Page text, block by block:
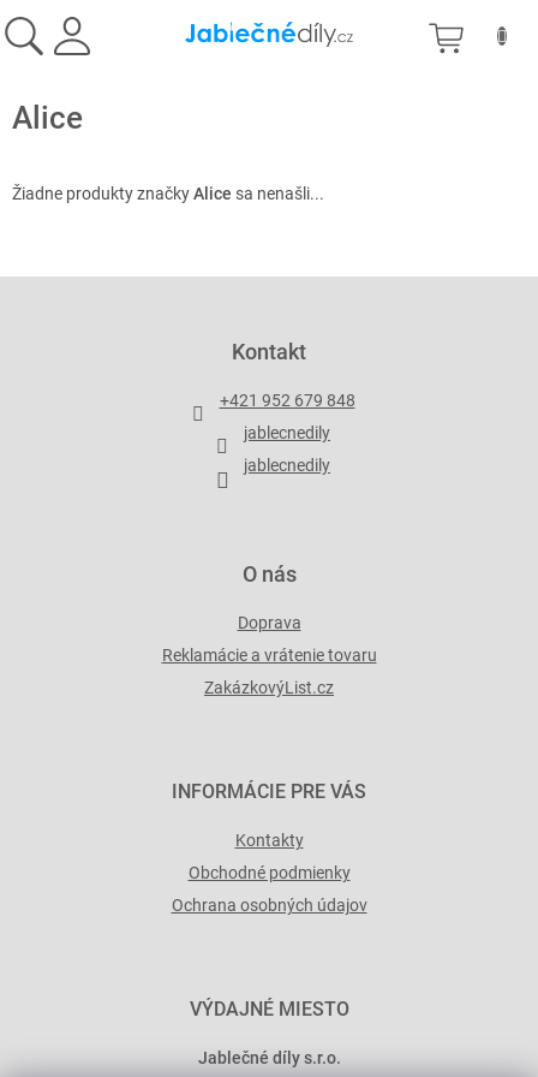
na
obsah
Alice
Žiadne produkty značkyAlice sa nenašli...
Kontakt
+421 952 679 848
jablecnedily
jablecnedily
O nás
Doprava
Reklamácie a vrátenie tovaru
ZakázkovýList.cz
INFORMÁCIE PRE VÁS
Kontakty
Obchodné podmienky
Ochrana osobných údajov
VÝDAJNÉ MIESTO
Jablečné díly s.r.o.